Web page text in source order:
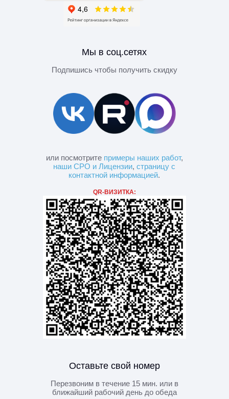
Мы в соц.сетях
Подпишись чтобы получить скидку
или посмотрите примеры наших работ,
наши СРО и Лицензии,страницу с
контактной информацией.
QR-ВИЗИТКА:
Оставьте свой номер
Перезвоним в течение 15 мин. или в
ближайший рабочий день до обеда